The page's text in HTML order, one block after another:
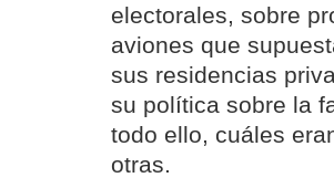
electorales, sobre
aviones que
sus residencias
su política sobre la
todo ello, cuáles
otras.